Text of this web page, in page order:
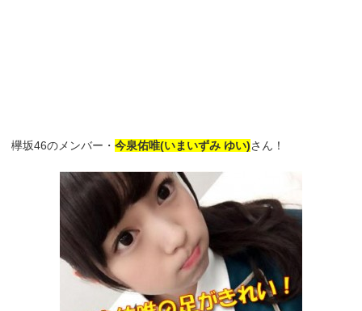
欅坂46のメンバー・今泉佑唯(いまいずみ ゆい)さん！